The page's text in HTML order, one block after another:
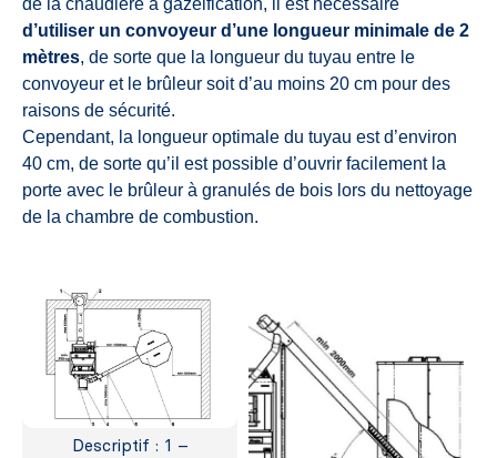
de la chaudière à gazéification, il est nécessaire
d’utiliser un convoyeur d’une longueur minimale de 2
mètres, de sorte que la longueur du tuyau entre le
convoyeur et le brûleur soit d’au moins 20 cm pour des
raisons de sécurité.
Cependant, la longueur optimale du tuyau est d’environ
40 cm, de sorte qu’il est possible d’ouvrir facilement la
porte avec le brûleur à granulés de bois lors du nettoyage
de la chambre de combustion.
Descriptif : 1 –